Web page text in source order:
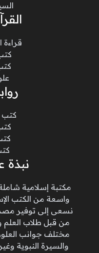
قراءة
كتب
نبذة
مكتبة إسلامية
واسعة من الكتب
نسعى إلى توفير
من قبل طلاب العلم
مختلف جوانب
والسيرة النبوية